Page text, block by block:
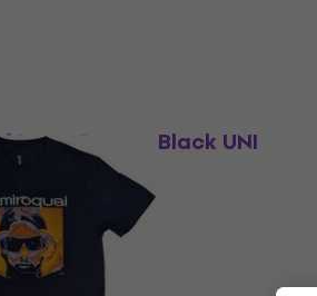
Logo Cepure Black UNI